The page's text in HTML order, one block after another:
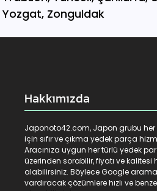
Hakkımızda
Japonoto42.com, Japon grubu
için sıfır ve çıkma yedek parça
Aracınıza uygun her türlü yedek
üzerinden sorabilir, fiyatı ve kalitesi
alabilirsiniz. Böylece Google
vardıracak çözümlere hızlı ve